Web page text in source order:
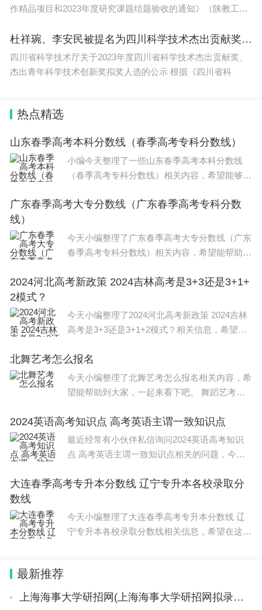
作精品项目和2023年度研究课题结题验收的通知》（陕教工生
杜祥琬、李安民被提名为四川科学技术杰出贡献奖人选
四川省科学技术厅关于2023年度四川省科学技术杰出贡献奖、
杰出青年科学技术创新奖拟奖人选的公示 根据《四川省科
热点精选
山东春季高考本科分数线（春季高考专科分数线）
小编今天整理了一些山东春季高考本科分数线
（春季高考专科分数线）相关内容，希望能够帮
科 录取分数线 分别为：农作物生产类541分，
广东春季高考大专分数线（广东春季高考专科分数
线）
今天小编整理了广东春季高考大专分数线（广东
春季高考专科分数线）相关内容，希望能帮助到
录取分数线如下： 1、本科院校招收中等职业学
2024河北高考新政策 2024吉林高考是3+3还是3+1+
2模式？
今天小编整理了2024河北高考新政策 2024吉林
高考是3+3还是3+1+2模式？相关信息，希望在
下： 单独招生是教育部为进一步完善具有中国
特色的高等职
北舞艺考怎么报名
今天小编整理了北舞艺考怎么报名相关内容，希
望能帮助到大家，一起来看下吧。 舞蹈艺考考
段，即兴表演，舞蹈基础知识等。 基本功考核
主要看考生的开度、软
2024英语高考知识点 高考英语主谓一致知识点
最近经常有小伙伴私信询问2024英语高考知识
点 高考英语主谓一致知识点相关的问题，今
帮助。 英语 完形填空 为什么难？对90%的同学
大连春季高考专升本分数线 辽宁专升本各校录取分
数线
今天小编整理了大连春季高考专升本分数线 辽
宁专升本各校录取分数线相关信息，希望在这方
最新推荐
上海海事大学研招网(上海海事大学研招网拟录取和实际录取)